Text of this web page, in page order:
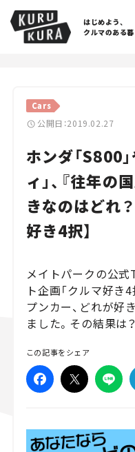
はじめよう、
クルマのある暮
Cars
公開日：2019.02.27
ホンダ「S800
ィ」、『往年の
きなのはどれ
好き4択】
メイトパークの公
ト企画「クルマ好き
プンカー、どれが好
ました。その結果は？
この記事をシェア
Cars
Lifestyle
Traffic
Special
Campaign
人気のハッシュタグ
スズキ ジムニー｜Suzuki